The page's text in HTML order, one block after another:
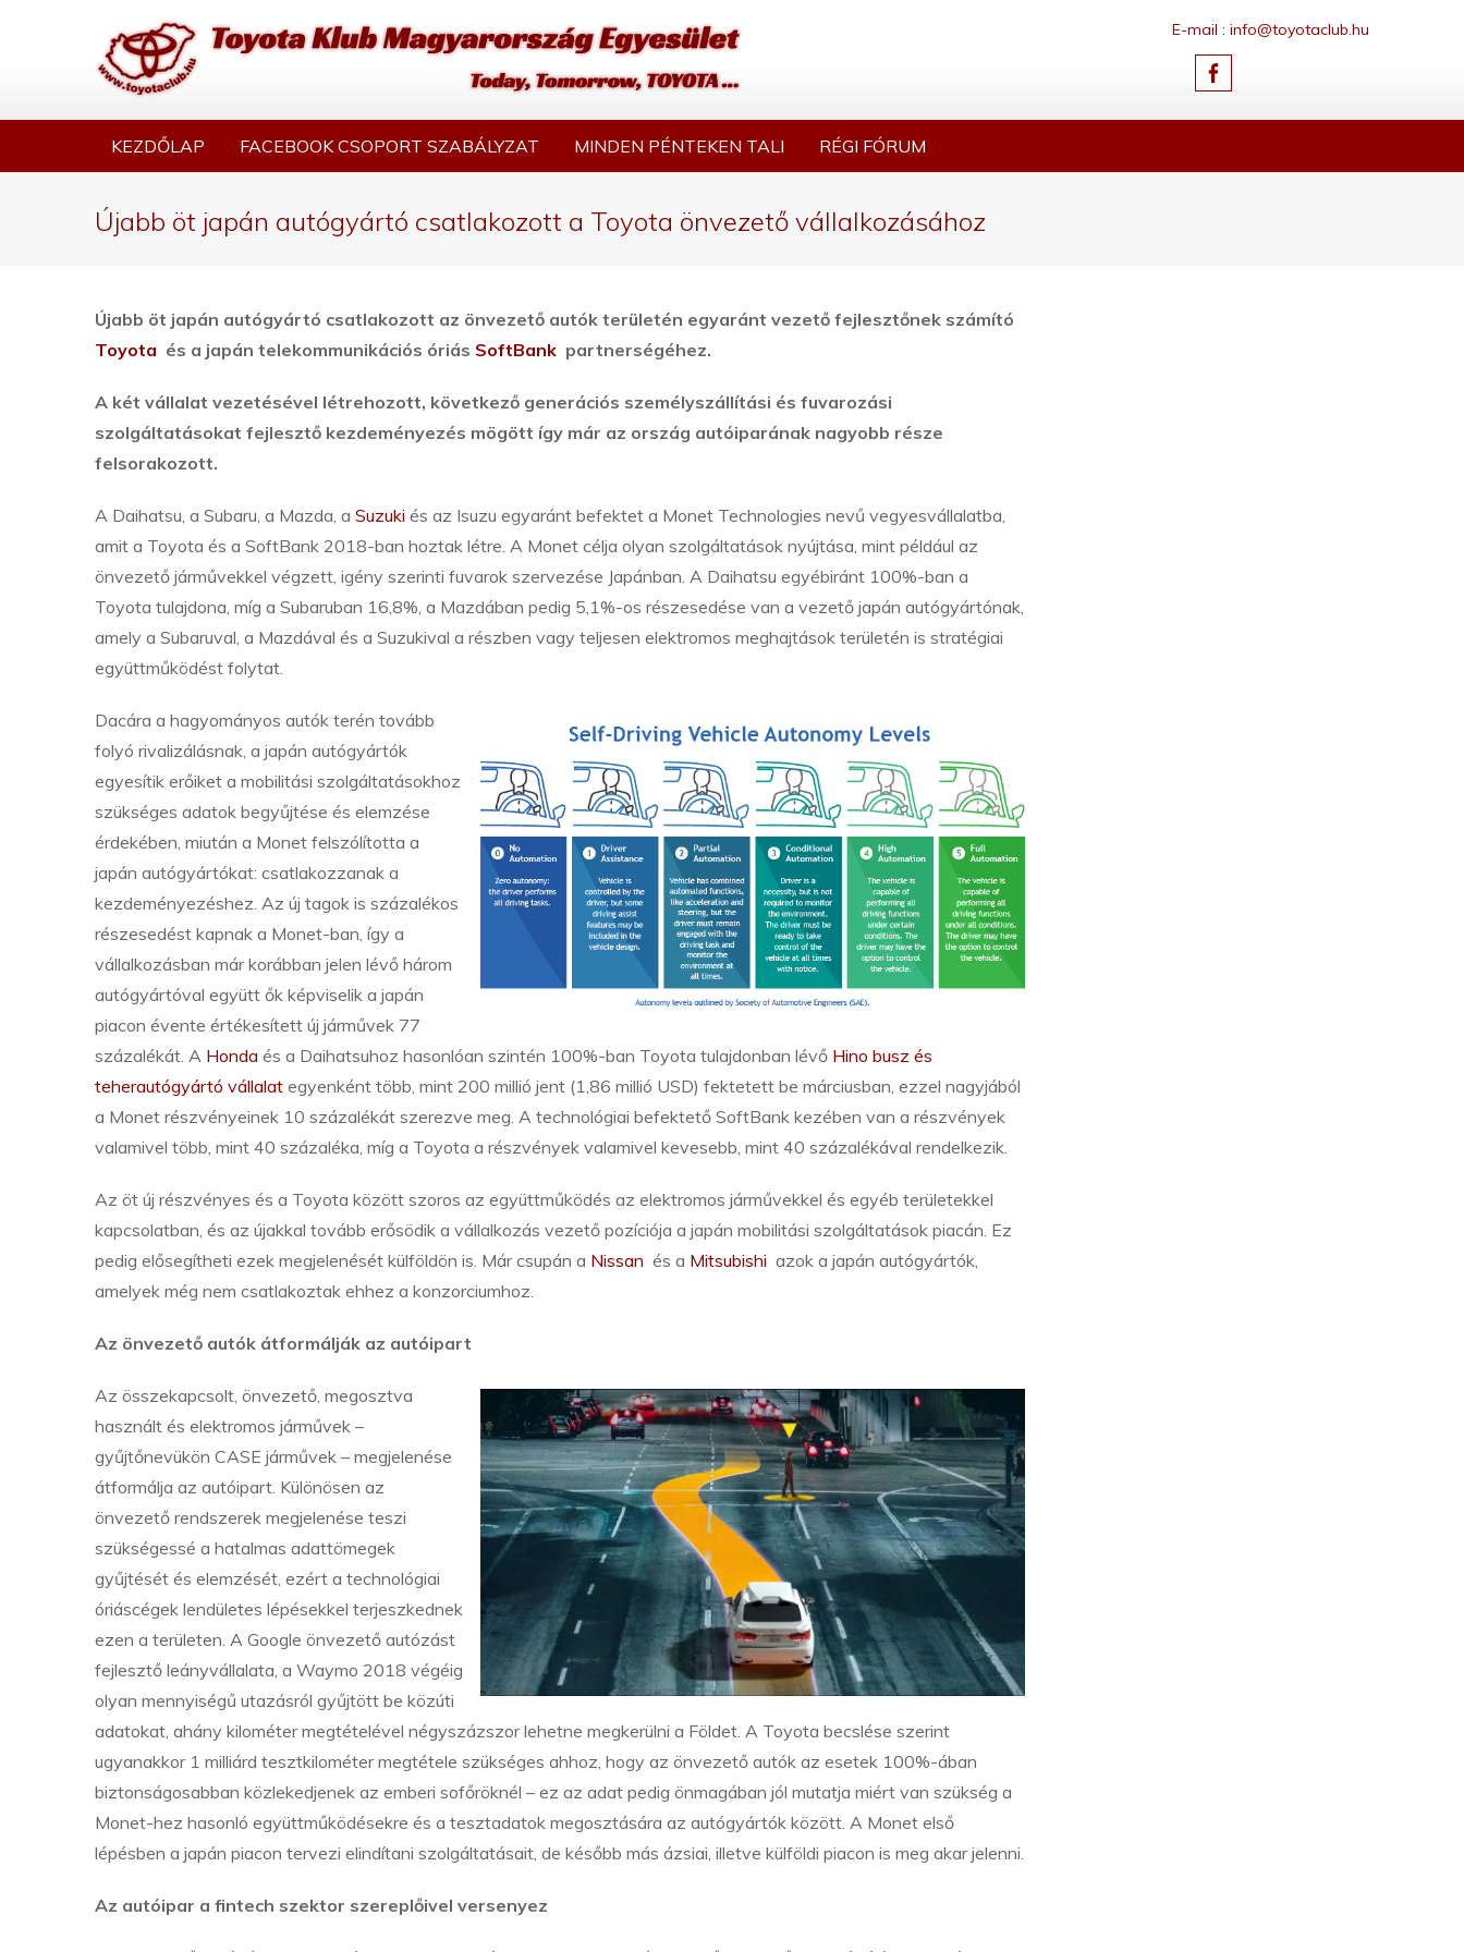
E-mail : info@toyotaclub.hu
KEZDŐLAP FACEBOOK CSOPORT SZABÁLYZAT MINDEN PÉNTEKEN TALI RÉGI FÓRUM
Újabb öt japán autógyártó csatlakozott a Toyota önvezető vállalkozásához
Újabb öt japán autógyártó csatlakozott az önvezető autók területén egyaránt vezető fejlesztőnek számító
Toyota és a japán telekommunikációs óriás SoftBank partnerségéhez.
A két vállalat vezetésével létrehozott, következő generációs személyszállítási és fuvarozási
szolgáltatásokat fejlesztő kezdeményezés mögött így már az ország autóiparának nagyobb része
felsorakozott.
A Daihatsu, a Subaru, a Mazda, a Suzuki és az Isuzu egyaránt befektet a Monet Technologies nevű vegyesvállalatba,
amit a Toyota és a SoftBank 2018-ban hoztak létre. A Monet célja olyan szolgáltatások nyújtása, mint például az
önvezető járművekkel végzett, igény szerinti fuvarok szervezése Japánban. A Daihatsu egyébiránt 100%-ban a
Toyota tulajdona, míg a Subaruban 16,8%, a Mazdában pedig 5,1%-os részesedése van a vezető japán autógyártónak,
amely a Subaruval, a Mazdával és a Suzukival a részben vagy teljesen elektromos meghajtások területén is stratégiai
együttműködést folytat.
Dacára a hagyományos autók terén tovább
folyó rivalizálásnak, a japán autógyártók
egyesítik erőiket a mobilitási szolgáltatásokhoz
szükséges adatok begyűjtése és elemzése
érdekében, miután a Monet felszólította a
japán autógyártókat: csatlakozzanak a
kezdeményezéshez. Az új tagok is százalékos
részesedést kapnak a Monet-ban, így a
vállalkozásban már korábban jelen lévő három
autógyártóval együtt ők képviselik a japán
piacon évente értékesített új járművek 77
százalékát. A Honda és a Daihatsuhoz hasonlóan szintén 100%-ban Toyota tulajdonban lévő Hino busz és
teherautógyártó vállalat egyenként több, mint 200 millió jent (1,86 millió USD) fektetett be márciusban, ezzel nagyjából
a Monet részvényeinek 10 százalékát szerezve meg. A technológiai befektető SoftBank kezében van a részvények
valamivel több, mint 40 százaléka, míg a Toyota a részvények valamivel kevesebb, mint 40 százalékával rendelkezik.
Az öt új részvényes és a Toyota között szoros az együttműködés az elektromos járművekkel és egyéb területekkel
kapcsolatban, és az újakkal tovább erősödik a vállalkozás vezető pozíciója a japán mobilitási szolgáltatások piacán. Ez
pedig elősegítheti ezek megjelenését külföldön is. Már csupán a Nissan és a Mitsubishi azok a japán autógyártók,
amelyek még nem csatlakoztak ehhez a konzorciumhoz.
Az önvezető autók átformálják az autóipart
Az összekapcsolt, önvezető, megosztva
használt és elektromos járművek –
gyűjtőnevükön CASE járművek – megjelenése
átformálja az autóipart. Különösen az
önvezető rendszerek megjelenése teszi
szükségessé a hatalmas adattömegek
gyűjtését és elemzését, ezért a technológiai
óriáscégek lendületes lépésekkel terjeszkednek
ezen a területen. A Google önvezető autózást
fejlesztő leányvállalata, a Waymo 2018 végéig
olyan mennyiségű utazásról gyűjtött be közúti
adatokat, ahány kilométer megtételével négyszázszor lehetne megkerülni a Földet. A Toyota becslése szerint
ugyanakkor 1 milliárd tesztkilométer megtétele szükséges ahhoz, hogy az önvezető autók az esetek 100%-ában
biztonságosabban közlekedjenek az emberi sofőröknél – ez az adat pedig önmagában jól mutatja miért van szükség a
Monet-hez hasonló együttműködésekre és a tesztadatok megosztására az autógyártók között. A Monet első
lépésben a japán piacon tervezi elindítani szolgáltatásait, de később más ázsiai, illetve külföldi piacon is meg akar jelenni.
Az autóipar a fintech szektor szereplőivel versenyez